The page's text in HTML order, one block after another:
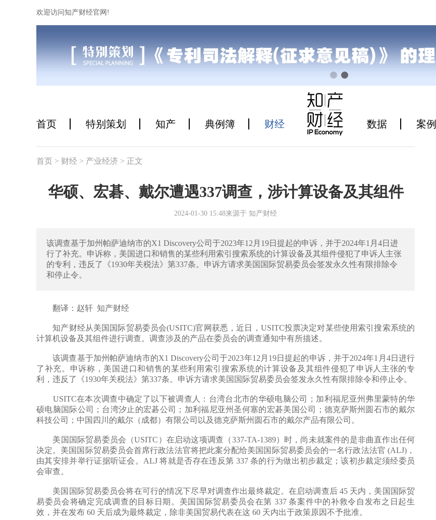
欢迎访问知产财经官网!
首页 特别策划 知产 典例簿 财经 数据 案例
首页 > 财经 > 产业经济 > 正文
华硕、宏碁、戴尔遭遇337调查，涉计算设备及其组件
2024-01-30 15:48来源于 知产财经
该调查基于加州帕萨迪纳市的X1 Discovery公司于2023年12月19日提起的申诉，并于2024年1月4日进
行了补充。申诉称，美国进口和销售的某些利用索引搜索系统的计算设备及其组件侵犯了申诉人主张
的专利，违反了《1930年关税法》第337条。申诉方请求美国国际贸易委员会签发永久性有限排除令
和停止令。
翻译：赵轩 知产财经
知产财经从美国国际贸易委员会(USITC)官网获悉，近日，USITC投票决定对某些使用索引搜索系统的
计算机设备及其组件进行调查。调查涉及的产品在委员会的调查通知中有所描述。
该调查基于加州帕萨迪纳市的X1 Discovery公司于2023年12月19日提起的申诉，并于2024年1月4日进行
了补充。申诉称，美国进口和销售的某些利用索引搜索系统的计算设备及其组件侵犯了申诉人主张的专
利，违反了《1930年关税法》第337条。申诉方请求美国国际贸易委员会签发永久性有限排除令和停止令。
USITC在本次调查中确定了以下被调查人：台湾台北市的华硕电脑公司；加利福尼亚州弗里蒙特的华
硕电脑国际公司；台湾汐止的宏碁公司；加利福尼亚州圣何塞的宏碁美国公司；德克萨斯州圆石市的戴尔
科技公司；中国四川的戴尔（成都）有限公司以及德克萨斯州圆石市的戴尔产品有限公司。
美国国际贸易委员会（USITC）在启动这项调查（337-TA-1389）时，尚未就案件的是非曲直作出任何
决定。美国国际贸易委员会首席行政法法官将把此案分配给美国国际贸易委员会的一名行政法法官 (ALJ)，
由其安排并举行证据听证会。ALJ 将就是否存在违反第 337 条的行为做出初步裁定；该初步裁定须经委员
会审查。
美国国际贸易委员会将在可行的情况下尽早对调查作出最终裁定。在启动调查后 45 天内，美国国际贸
易委员会将确定完成调查的目标日期。美国国际贸易委员会在第 337 条案件中的补救令自发布之日起生
效，并在发布 60 天后成为最终裁定，除非美国贸易代表在这 60 天内出于政策原因不予批准。